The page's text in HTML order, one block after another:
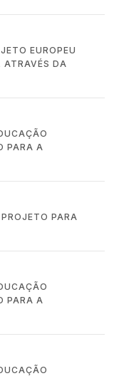
EUROPEU
ATRAVÉS DA
PARA A
PARA
PARA A